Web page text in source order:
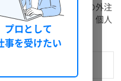
スが多数在籍。プロの外注
実績で検索できます。個人
すすめです。
プロとして
事を受けたい